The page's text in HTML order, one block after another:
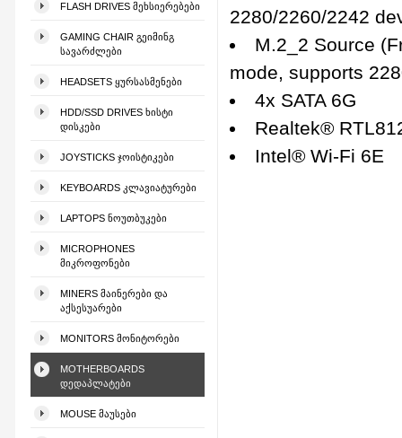
FLASH DRIVES ᲛᲔᲮᲡᲘᲔᲠᲔᲑᲔᲑᲘ
GAMING CHAIR ᲒᲔᲘᲛᲘᲜᲒ
ᲡᲐᲕᲐᲠᲫᲚᲔᲑᲘ
HEADSETS ᲧᲣᲠᲡᲐᲡᲛᲔᲜᲔᲑᲘ
HDD/SSD DRIVES ᲮᲘᲡᲢᲘ
ᲓᲘᲡᲙᲔᲑᲘ
JOYSTICKS ᲯᲝᲘᲡᲢᲘᲙᲔᲑᲘ
KEYBOARDS ᲙᲚᲐᲕᲘᲐᲢᲣᲠᲔᲑᲘ
LAPTOPS ᲜᲝᲣᲗᲑᲣᲙᲔᲑᲘ
MICROPHONES
ᲛᲘᲙᲠᲝᲤᲝᲜᲔᲑᲘ
MINERS ᲛᲐᲘᲜᲔᲠᲔᲑᲘ ᲓᲐ
ᲐᲥᲡᲔᲡᲣᲐᲠᲔᲑᲘ
MONITORS ᲛᲝᲜᲘᲢᲝᲠᲔᲑᲘ
MOTHERBOARDS
ᲓᲔᲓᲐᲞᲚᲐᲢᲔᲑᲘ
MOUSE ᲛᲐᲣᲡᲔᲑᲘ
2280/2260/2242
M.2_2 Source
mode, supports
4x SATA 6G
Realtek®
Intel® Wi-Fi 6E